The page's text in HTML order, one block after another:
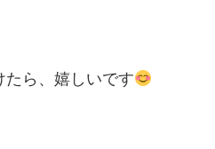
ら、嬉しいです